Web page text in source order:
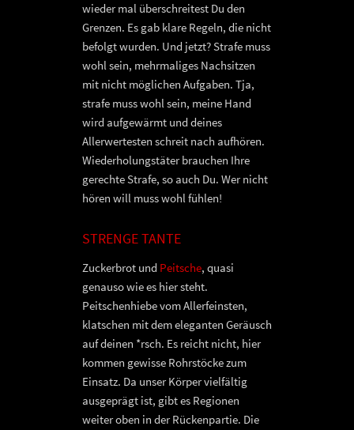
wieder mal überschreitest Du den
Grenzen. Es gab klare Regeln, die nicht
befolgt wurden. Und jetzt? Strafe muss
wohl sein, mehrmaliges Nachsitzen
mit nicht möglichen Aufgaben. Tja,
strafe muss wohl sein, meine Hand
wird aufgewärmt und deines
Allerwertesten schreit nach aufhören.
Wiederholungstäter brauchen Ihre
gerechte Strafe, so auch Du. Wer nicht
hören will muss wohl fühlen!
STRENGE TANTE
Zuckerbrot und Peitsche, quasi
genauso wie es hier steht.
Peitschenhiebe vom Allerfeinsten,
klatschen mit dem eleganten Geräusch
auf deinen *rsch. Es reicht nicht, hier
kommen gewisse Rohrstöcke zum
Einsatz. Da unser Körper vielfältig
ausgeprägt ist, gibt es Regionen
weiter oben in der Rückenpartie. Die